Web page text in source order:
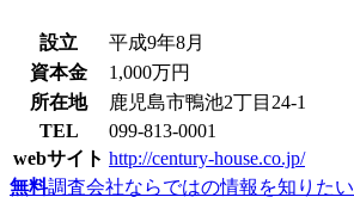
設立
平成9年8月
資本金
1,000万円
所在地
鹿児島市鴨池2丁目24-1
TEL
099-813-0001
webサイト http://century-house.co.jp/
無料調査会社ならではの情報を知りた